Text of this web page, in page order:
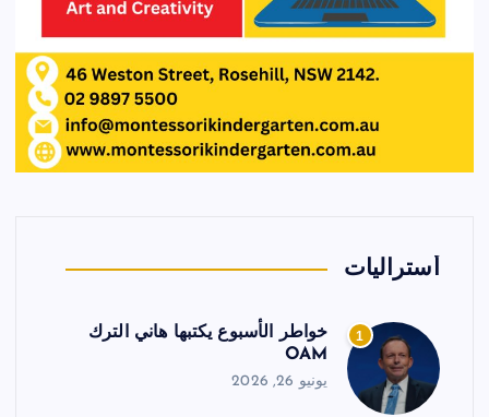
أستراليات
1
خواطر الأسبوع يكتبها هاني الترك
OAM
يونيو 26, 2026